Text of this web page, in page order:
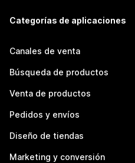
Categorías de aplicaciones
Canales de venta
Búsqueda de productos
Venta de productos
Pedidos y envíos
Diseño de tiendas
Marketing y conversión